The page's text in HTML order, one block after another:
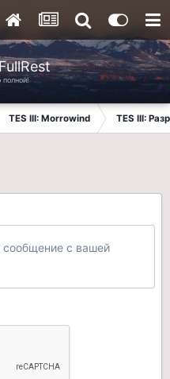
полной!
TES III: Morrowind TES III:
сообщение с вашей